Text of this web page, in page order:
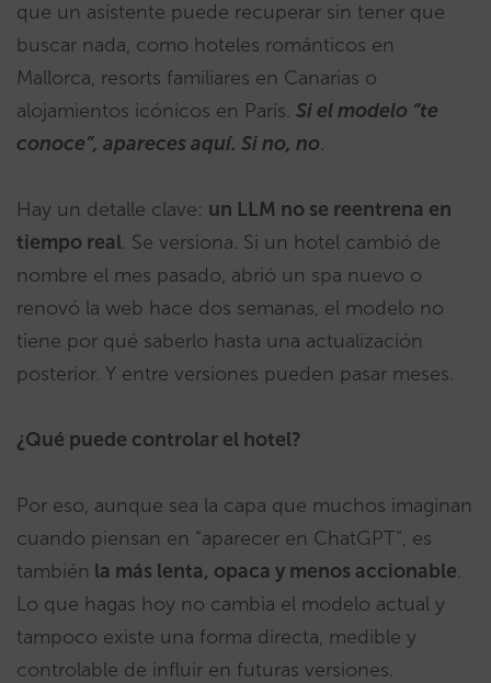
que un asistente puede recuperar sin tener que
buscar nada, como hoteles románticos en
Mallorca, resorts familiares en Canarias o
alojamientos icónicos en París. Si el modelo “te
conoce”, apareces aquí. Si no, no.
Hay un detalle clave: un LLM no se reentrena en
tiempo real. Se versiona. Si un hotel cambió de
nombre el mes pasado, abrió un spa nuevo o
renovó la web hace dos semanas, el modelo no
tiene por qué saberlo hasta una actualización
posterior. Y entre versiones pueden pasar meses.
¿Qué puede controlar el hotel?
Por eso, aunque sea la capa que muchos imaginan
cuando piensan en “aparecer en ChatGPT”, es
también la más lenta, opaca y menos accionable.
Lo que hagas hoy no cambia el modelo actual y
tampoco existe una forma directa, medible y
controlable de influir en futuras versiones.